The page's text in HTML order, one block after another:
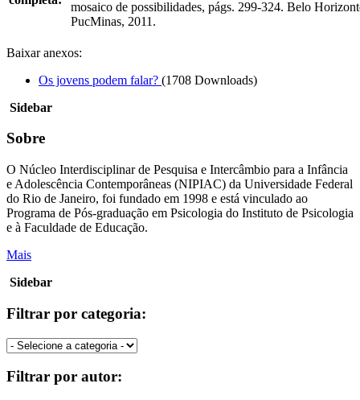
mosaico de possibilidades, págs. 299-324. Belo
PucMinas, 2011.
Baixar anexos:
Os jovens podem falar? (1708 Downloads)
Sidebar
Sobre
O Núcleo Interdisciplinar de Pesquisa e Intercâmbio para a Infância
e Adolescência Contemporâneas (NIPIAC) da Universidade Federal
do Rio de Janeiro, foi fundado em 1998 e está vinculado ao
Programa de Pós-graduação em Psicologia do Instituto de Psicologia
e à Faculdade de Educação.
Mais
Sidebar
Filtrar por categoria:
Filtrar por autor: